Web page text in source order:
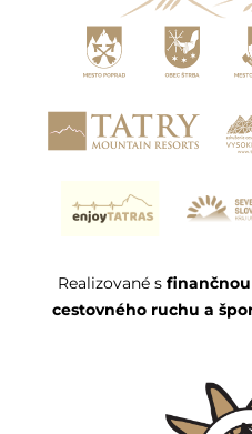
Realizované s
cestovného ruchu a